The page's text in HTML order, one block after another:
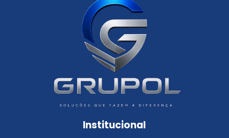
Empresa de Instalação de Câmeras de Segurança
Empresa de Limpeza e Portaria
Empresas de Limpeza de Condomínios
Empresas de Monitoramento Cftv
Facility Terceirização
Instalação de Cftv
Instalação de Cercas Elétricas Residenciais
Monitoramento de Alarme 24 Horas
Portaria e Limpeza
Portaria Inteligente
Portaria Remota
Reconhecimento Facial em Condomínios
Institucional